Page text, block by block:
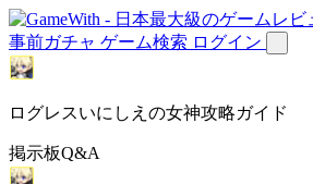
事前ガチャ ゲーム検索 ログイン
ログレスいにしえの女神攻略ガイド
掲示板Q&A